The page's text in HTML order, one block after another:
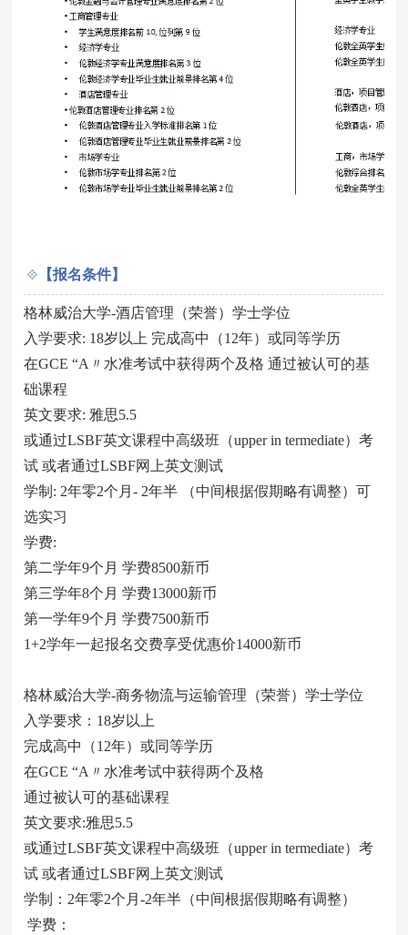
【报名条件】
格林威治大学-酒店管理（荣誉）学士学位
入学要求: 18岁以上 完成高中（12年）或同等学历
在GCE “A〃水准考试中获得两个及格 通过被认可的基
础课程
英文要求: 雅思5.5
或通过LSBF英文课程中高级班（upper in termediate）考
试 或者通过LSBF网上英文测试
学制: 2年零2个月- 2年半 （中间根据假期略有调整）可
选实习
学费:
第二学年9个月 学费8500新币
第三学年8个月 学费13000新币
第一学年9个月 学费7500新币
1+2学年一起报名交费享受优惠价14000新币
格林威治大学-商务物流与运输管理（荣誉）学士学位
入学要求：18岁以上
完成高中（12年）或同等学历
在GCE “A〃水准考试中获得两个及格
通过被认可的基础课程
英文要求:雅思5.5
或通过LSBF英文课程中高级班（upper in termediate）考
试 或者通过LSBF网上英文测试
学制：2年零2个月-2年半（中间根据假期略有调整）
学费：